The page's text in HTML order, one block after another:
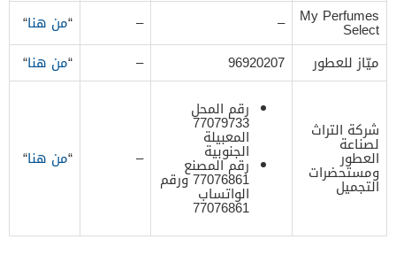
My Perfumes
Select
–
–
“من هنا“
ميّاز للعطور
96920207
–
“من هنا“
شركة التراث
لصناعة
العطور
ومستحضرات
التجميل
رقم المحل
77079733
المعبيلة
الجنوبية
رقم المصنع
77076861 ورقم
الواتساب
77076861
–
“من هنا“